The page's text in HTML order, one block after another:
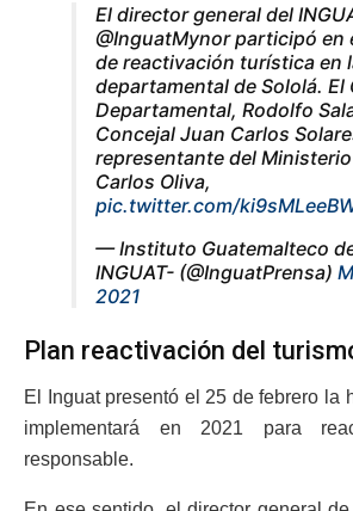
El director general del
@InguatMynor participó en
de reactivación turística en
departamental de Sololá. El
Departamental, Rodolfo
Concejal Juan Carlos
representante del
Carlos Oliva,
pic.twitter.com/
— Instituto Guatemalteco
INGUAT- (@InguatPrensa)
2021
Plan reactivación del
El Inguat presentó el 25 de febrero la
implementará en 2021 para
responsable.